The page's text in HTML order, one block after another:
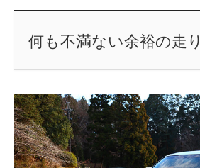
何も不満ない余裕の走り